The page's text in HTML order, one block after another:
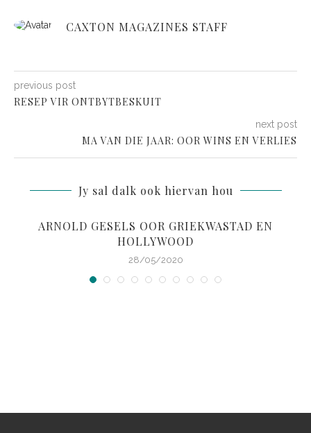
CAXTON MAGAZINES STAFF
previous post
RESEP VIR ONTBYTBESKUIT
next post
MA VAN DIE JAAR: OOR WINS EN VERLIES
Jy sal dalk ook hiervan hou
ARNOLD GESELS OOR GRIEKWASTAD EN
HOLLYWOOD
28/05/2020